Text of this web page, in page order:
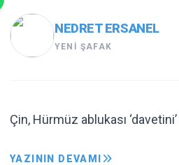
NEDRET ERSANEL
YENI ŞAFAK
Çin, Hürmüz ablukası
YAZININ DEVAMI